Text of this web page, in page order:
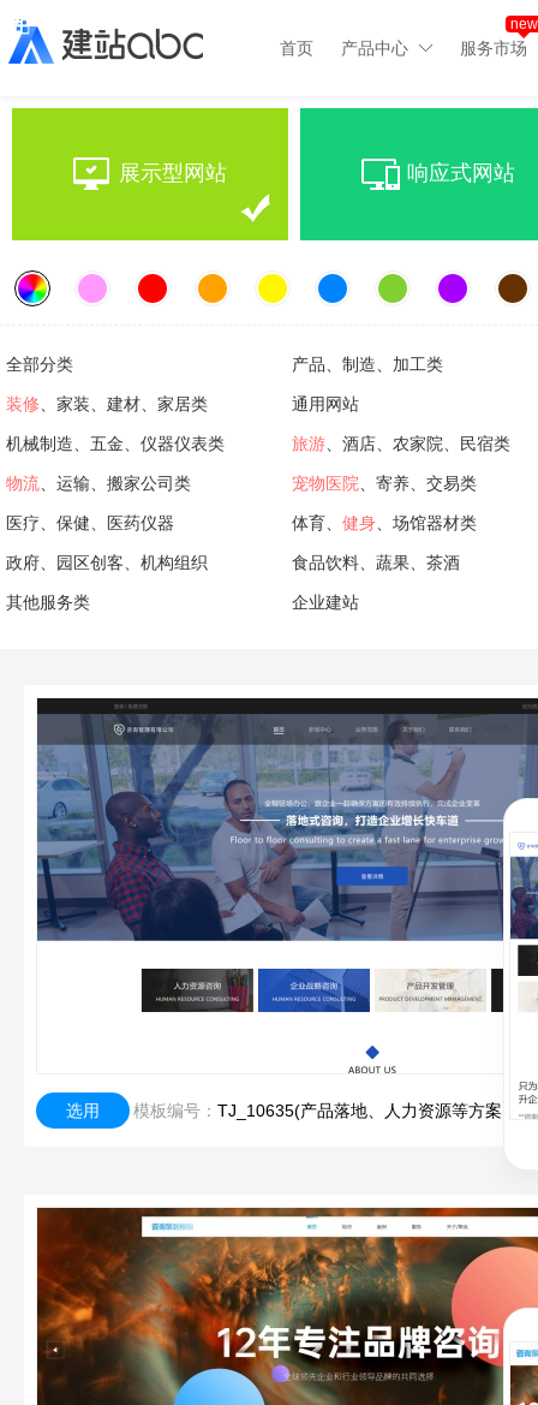
首页 产品中心 服务市场
new
展示型网站 响应式网站
全部分类 产品、制造、加工类
装修 、家装、建材、家居类 通用网站
机械制造、五金、仪器仪表类 旅游 、酒店、农家院、民宿类
物流 、运输、搬家公司类 宠物医院 、寄养、交易类
医疗、保健、医药仪器 体育、 健身 、场馆器材类
政府、园区创客、机构组织 食品饮料、蔬果、茶酒
其他服务类 企业建站
选用 模板编号： TJ_10635(产品落地、人力资源等方案咨